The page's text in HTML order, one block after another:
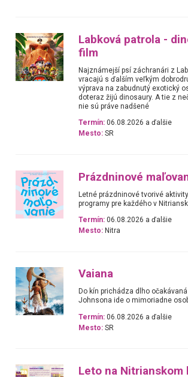
Labková patrola -
film
Najznámejší psí záchranári z
vracajú s ďalším veľkým
výprava na zabudnutý exotický
doteraz žijú dinosaury. A tie z
nie sú práve nadšené
Termín: 06.08.2026 a ďalšie
Mesto: SR
Prázdninové
Letné prázdninové tvorivé
programy pre každého v
Termín: 06.08.2026 a ďalšie
Mesto: Nitra
Vaiana
Do kín prichádza dlho
Johnsona ide o mimoriadne
Termín: 06.08.2026 a ďalšie
Mesto: SR
Leto na Nitrianskom